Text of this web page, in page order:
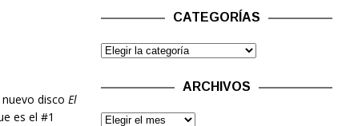
disco El
es el #1
CATEGORÍAS
ARCHIVOS